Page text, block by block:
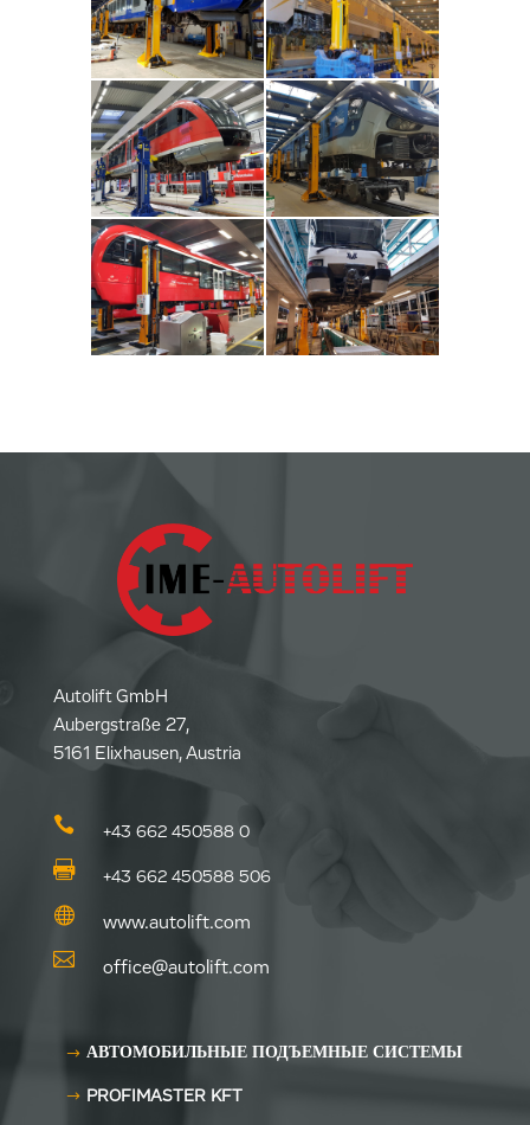
Autolift GmbH
Aubergstraße 27,
5161 Elixhausen, Austria
 +43 662 450588 0
 +43 662 450588 506
 www.autolift.com
 office@autolift.com
АВТОМОБИЛЬНЫЕ ПОДЪЕМНЫЕ СИСТЕМЫ
PROFIMASTER KFT